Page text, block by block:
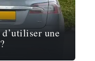
une